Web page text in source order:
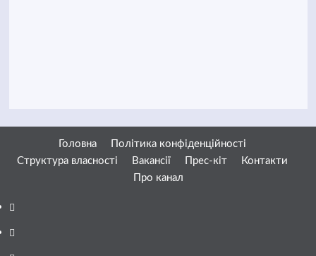
Головна
Політика конфіденційності
Структура власності
Вакансії Прес-кіт
Контакти
Про канал
Facebook
YouTube